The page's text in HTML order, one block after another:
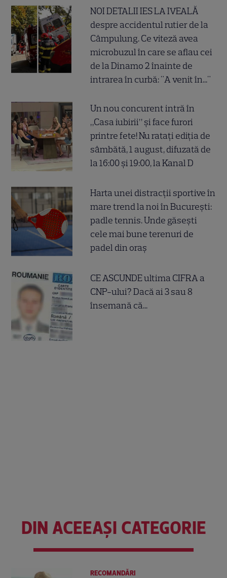
NOI DETALII IES LA IVEALĂ
despre accidentul rutier de la
Câmpulung. Ce viteză avea
microbuzul în care se aflau cei
de la Dinamo 2 înainte de
intrarea în curbă: "A venit în..."
Un nou concurent intră în
„Casa iubirii” și face furori
printre fete! Nu ratați ediția de
sâmbătă, 1 august, difuzată de
la 16:00 și 19:00, la Kanal D
Harta unei distracții sportive în
mare trend la noi în București:
padle tennis. Unde găsești
cele mai bune terenuri de
padel din oraș
CE ASCUNDE ultima CIFRA a
CNP-ului? Dacă ai 3 sau 8
însemană că...
DIN ACEEAȘI CATEGORIE
RECOMANDĂRI